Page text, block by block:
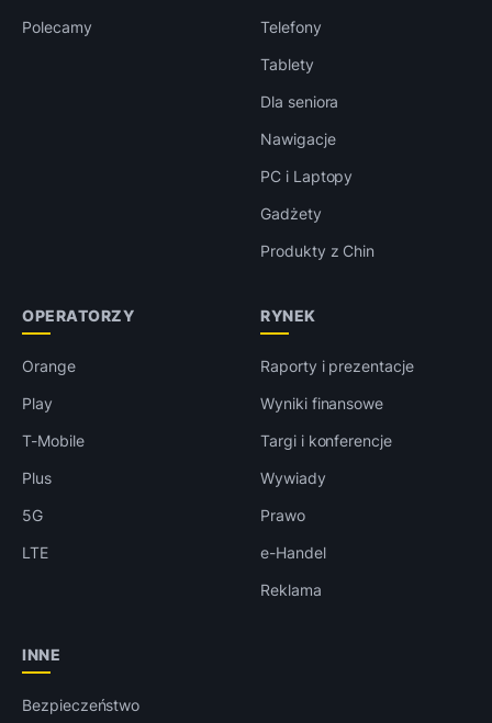
Polecamy
Telefony
Tablety
Dla seniora
Nawigacje
PC i Laptopy
Gadżety
Produkty z Chin
OPERATORZY
Orange
Play
T-Mobile
Plus
5G
LTE
RYNEK
Raporty i prezentacje
Wyniki finansowe
Targi i konferencje
Wywiady
Prawo
e-Handel
Reklama
INNE
Bezpieczeństwo